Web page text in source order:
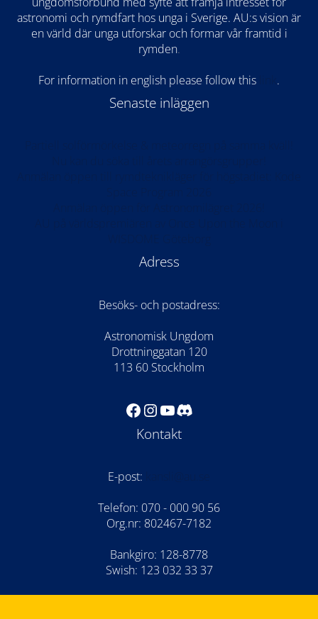
astronomi och rymdfart hos unga i Sverige. AU:s vision är
en värld där unga utforskar och formar vår framtid i
rymden.
For information in english please follow this
.
Senaste inläggen
Adress
Besöks- och postadress:
Astronomisk Ungdom
Drottninggatan 120
113 60 Stockholm
Facebook
Instagram
YouTube
Discord
Kontakt
E-post:
Telefon: 070 - 000 90 56
Org.nr: 802467-7182
Bankgiro: 128-8778
Swish: 123 032 33 37